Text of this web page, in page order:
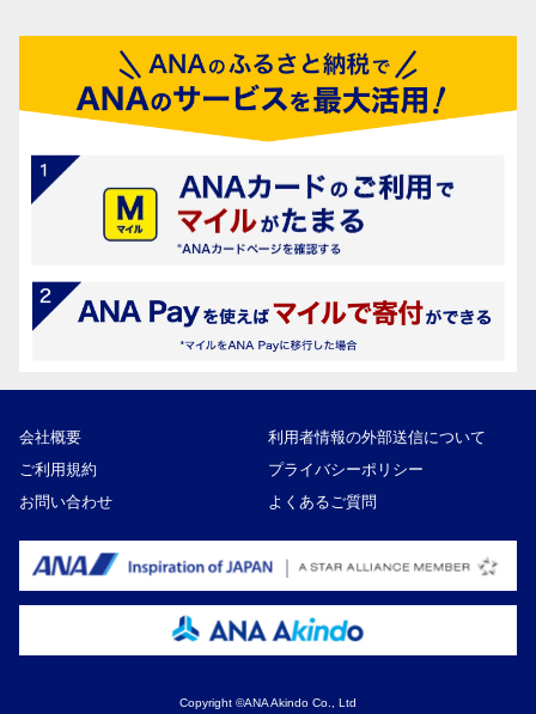
会社概要
利用者情報の外部送信について
ご利用規約
プライバシーポリシー
お問い合わせ
よくあるご質問
Copyright ©ANA Akindo Co., Ltd